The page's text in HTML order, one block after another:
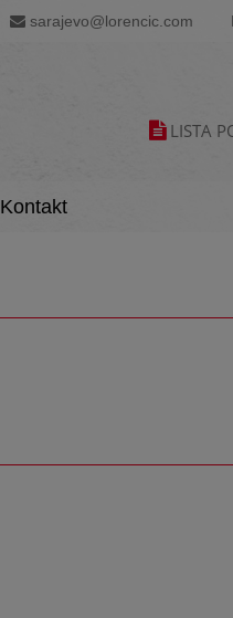
sarajevo@lorencic.com
LISTA
Kontakt